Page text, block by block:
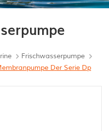
Frischwasserpumpe
Der Serie Dp